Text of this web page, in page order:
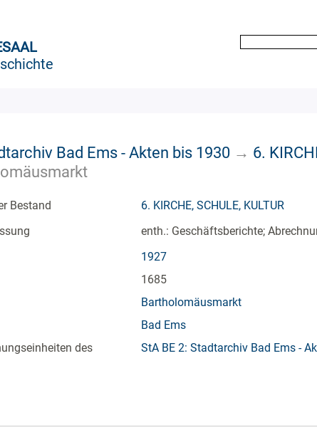
Bad Ems - Akten bis 1930 → 6.
Bestand
6. KIRCHE, SCHULE, KULTUR
enth.: Geschäftsberichte;
1927
1685
Bartholomäusmarkt
Bad Ems
des
StA BE 2: Stadtarchiv Bad Ems -